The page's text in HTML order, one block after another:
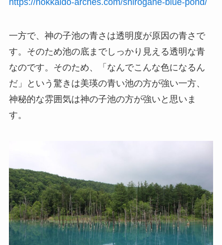
一方で、神の子池の青さは透明度が原因の青さで
す。そのため池の底までしっかり見える透明な青
なのです。そのため、「なんでこんな色になるん
だ」という驚きは美瑛の青い池の方が強い一方、
神秘的な雰囲気は神の子池の方が強いと思いま
す。